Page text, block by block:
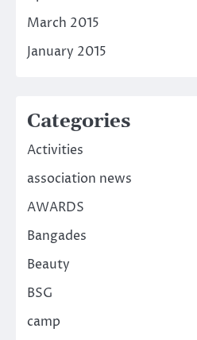
March 2015
January 2015
Categories
Activities
association news
AWARDS
Bangades
Beauty
BSG
camp